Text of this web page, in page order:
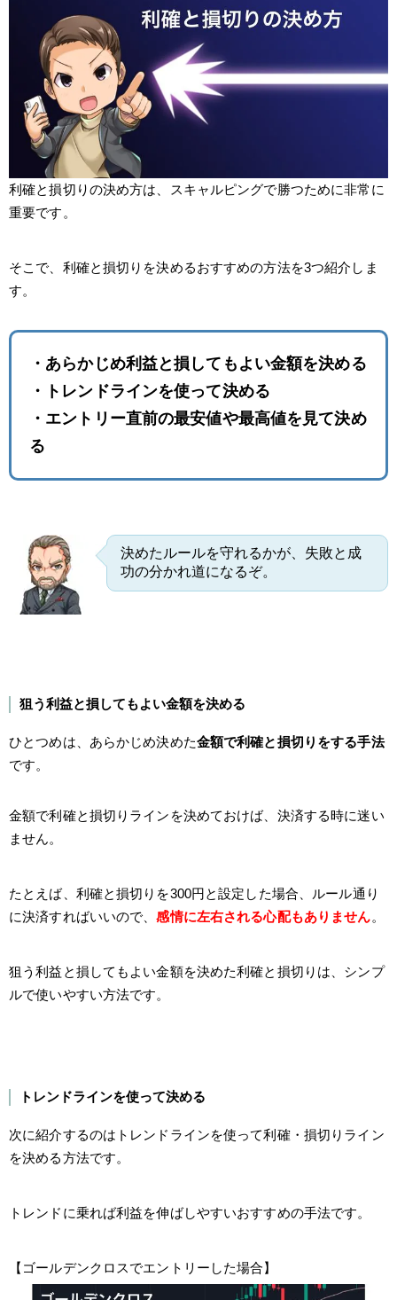
利確と損切りの決め方は、スキャルピングで勝つために非常に
重要です。
そこで、利確と損切りを決めるおすすめの方法を3つ紹介しま
す。
・あらかじめ利益と損してもよい金額を決める
・トレンドラインを使って決める
・エントリー直前の最安値や最高値を見て決め
る
決めたルールを守れるかが、失敗と成
功の分かれ道になるぞ。
狙う利益と損してもよい金額を決める
ひとつめは、あらかじめ決めた金額で利確と損切りをする手法
です。
金額で利確と損切りラインを決めておけば、決済する時に迷い
ません。
たとえば、利確と損切りを300円と設定した場合、ルール通り
に決済すればいいので、感情に左右される心配もありません。
狙う利益と損してもよい金額を決めた利確と損切りは、シンプ
ルで使いやすい方法です。
トレンドラインを使って決める
次に紹介するのはトレンドラインを使って利確・損切りライン
を決める方法です。
トレンドに乗れば利益を伸ばしやすいおすすめの手法です。
【ゴールデンクロスでエントリーした場合】